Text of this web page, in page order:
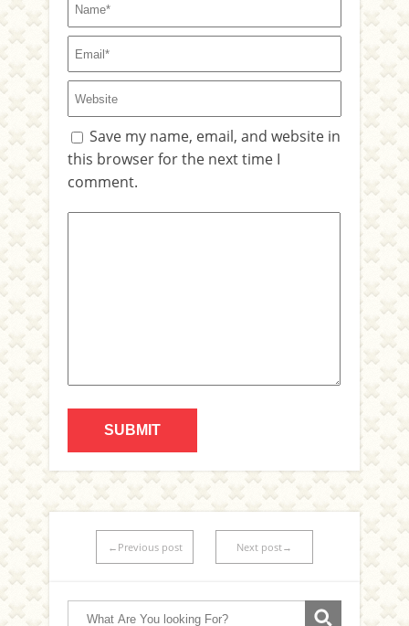
Save my name, email, and website in
this browser for the next time I
comment.
←Previous post Next post→